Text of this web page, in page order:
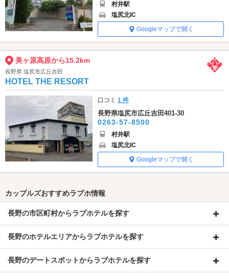
村井駅
塩尻北IC
Googleマップで開く
美ヶ原高原から15.2km
長野県 塩尻市広丘吉田
HOTEL THE RESORT
口コミ1 件
長野県塩尻市広丘吉田401-30
0263-57-8500
村井駅
塩尻北IC
Googleマップで開く
カップルズおすすめラブホ情報
長野の市区町村からラブホテルを探す
長野のホテルエリアからラブホテルを探す
長野のデートスポットからラブホテルを探す